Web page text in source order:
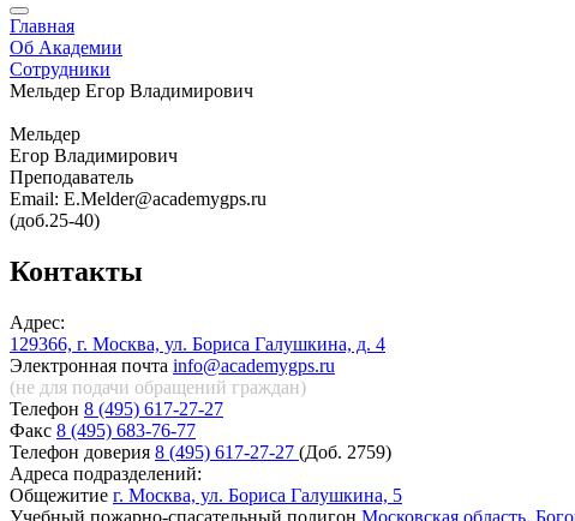
Главная
Об Академии
Сотрудники
Мельдер Егор Владимирович
Мельдер
Егор Владимирович
Преподаватель
Email: E.Melder@academygps.ru
(доб.25-40)
Контакты
Адрес:
129366, г. Москва, ул. Бориса Галушкина, д. 4
Электронная почта info@academygps.ru
(не для подачи обращений граждан)
Телефон 8 (495) 617-27-27
Факс 8 (495) 683-76-77
Телефон доверия 8 (495) 617-27-27 (Доб. 2759)
Адреса подразделений:
Общежитие г. Москва, ул. Бориса Галушкина, 5
Учебный пожарно-спасательный полигон Московская область,